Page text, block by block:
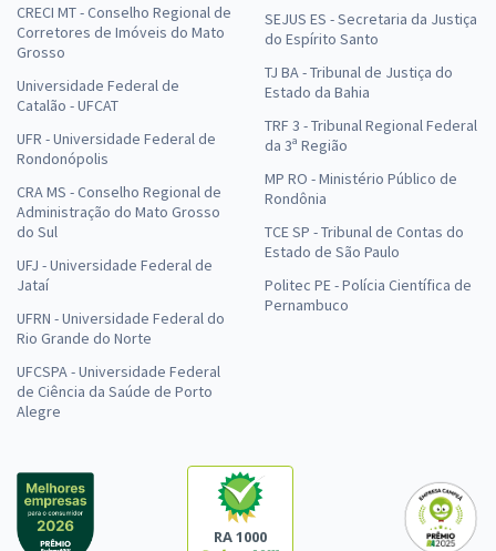
CRECI MT - Conselho Regional de
Corretores de Imóveis do Mato
Grosso
Universidade Federal de
Catalão - UFCAT
UFR - Universidade Federal de
Rondonópolis
CRA MS - Conselho Regional de
Administração do Mato Grosso
do Sul
UFJ - Universidade Federal de
Jataí
UFRN - Universidade Federal do
Rio Grande do Norte
UFCSPA - Universidade Federal
de Ciência da Saúde de Porto
Alegre
SEJUS ES - Secretaria da Justiça
do Espírito Santo
TJ BA - Tribunal de Justiça do
Estado da Bahia
TRF 3 - Tribunal Regional Federal
da 3ª Região
MP RO - Ministério Público de
Rondônia
TCE SP - Tribunal de Contas do
Estado de São Paulo
Politec PE - Polícia Científica de
Pernambuco
RA 1000